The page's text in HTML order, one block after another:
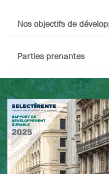
Nos objectifs de
Parties prenantes